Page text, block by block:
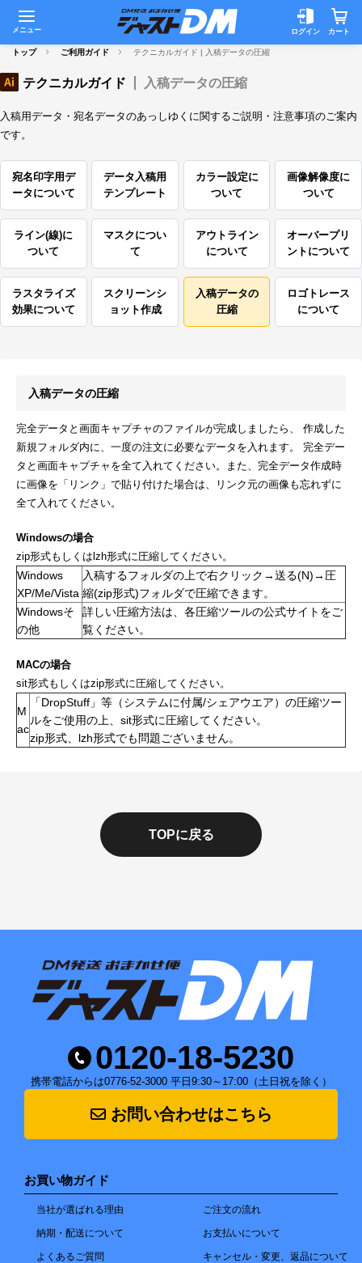
メニュー ログイン カート
トップ ご利用ガイド テクニカルガイド | 入稿データの圧縮
テクニカルガイド 入稿データの圧縮
入稿用データ・宛名データのあっしゆくに関するご説明・注意事項のご案内
です。
宛名印字用デ
ータについて
データ入稿用
テンプレート
カラー設定に
ついて
画像解像度に
ついて
ライン(線)に
ついて
マスクについ
て
アウトライン
について
オーバープリ
ントについて
ラスタライズ
効果について
スクリーンシ
ョット作成
入稿データの
圧縮
ロゴトレース
について
入稿データの圧縮
完全データと画面キャプチャのファイルが完成しましたら、 作成した
新規フォルダ内に、一度の注文に必要なデータを入れます。 完全デー
タと画面キャプチャを全て入れてください。また、完全データ作成時
に画像を「リンク」で貼り付けた場合は、リンク元の画像も忘れずに
全て入れてください。
Windowsの場合
zip形式もしくはlzh形式に圧縮してください。
Windows
XP/Me/Vista
入稿するフォルダの上で右クリック→送る(N)→圧
縮(zip形式)フォルダで圧縮できます。
Windowsそ
の他
詳しい圧縮方法は、各圧縮ツールの公式サイトをご
覧ください。
MACの場合
sit形式もしくはzip形式に圧縮してください。
M
ac
「DropStuff」等（システムに付属/シェアウエア）の圧縮ツー
ルをご使用の上、sit形式に圧縮してください。
zip形式、lzh形式でも問題ございません。
TOPに戻る
0120-18-5230
携帯電話からは0776-52-3000 平日9:30～17:00（土日祝を除く）
お問い合わせはこちら
お買い物ガイド
当社が選ばれる理由 ご注文の流れ
納期・配送について お支払いについて
よくあるご質問 キャンセル・変更、返品について